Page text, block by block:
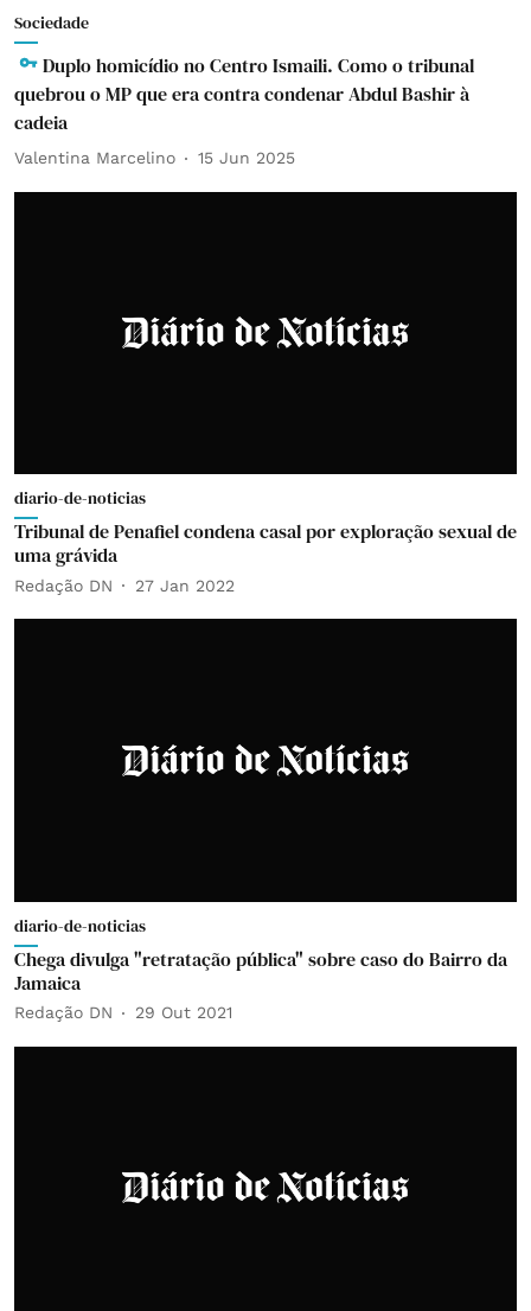
Sociedade
Duplo homicídio no Centro Ismaili. Como o tribunal
quebrou o MP que era contra condenar Abdul Bashir à
cadeia
Valentina Marcelino 15 Jun 2025
diario-de-noticias
Tribunal de Penafiel condena casal por exploração sexual de
uma grávida
Redação DN 27 Jan 2022
diario-de-noticias
Chega divulga "retratação pública" sobre caso do Bairro da
Jamaica
Redação DN 29 Out 2021